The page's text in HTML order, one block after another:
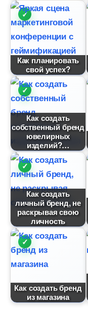
Как планировать
свой успех?
Как создать
собственный бренд
ювелирных
изделий?
Как создать
личный бренд, не
раскрывая свою
личность
Как создать бренд
из магазина